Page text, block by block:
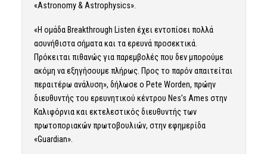
«Astronomy & Astrophysics».
«Η ομάδα Breakthrough Listen έχει εντοπίσει πολλά
ασυνήθιστα σήματα και τα ερευνά προσεκτικά.
Πρόκειται πιθανώς για παρεμβολές που δεν μπορούμε
ακόμη να εξηγήσουμε πλήρως. Προς το παρόν απαιτείται
περαιτέρω ανάλυση», δήλωσε ο Pete Worden, πρώην
διευθυντής του ερευνητικού κέντρου Nes’s Ames στην
Καλιφόρνια και εκτελεστικός διευθυντής των
πρωτοποριακών πρωτοβουλιών, στην εφημερίδα
«Guardian».